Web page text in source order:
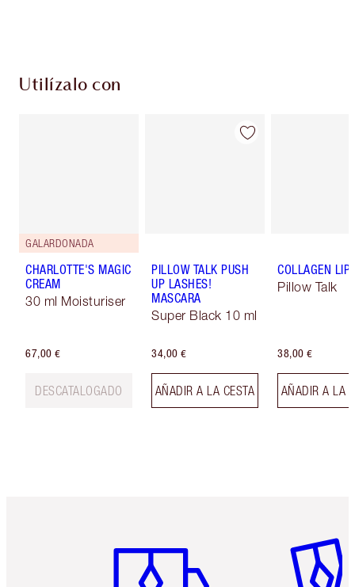
Utilízalo con
GALARDONADA
CHARLOTTE'S MAGIC
CREAM
30 ml Moisturiser
67,00 €
DESCATALOGADO
PILLOW TALK PUSH
UP LASHES!
MASCARA
Super Black 10 ml
34,00 €
AÑADIR A LA CESTA
COLLAGEN LIP
Pillow Talk
38,00 €
AÑADIR A LA